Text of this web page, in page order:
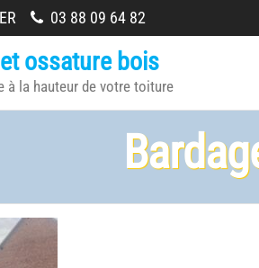
03 88 09 64 82
ossature bois
à la hauteur de votre toiture